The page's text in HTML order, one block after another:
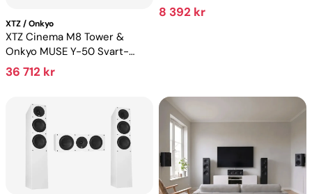
XTZ / Onkyo
XTZ Cinema M8 Tower &
Onkyo MUSE Y-50 Svart-
paket
36 712 kr
8 392 kr